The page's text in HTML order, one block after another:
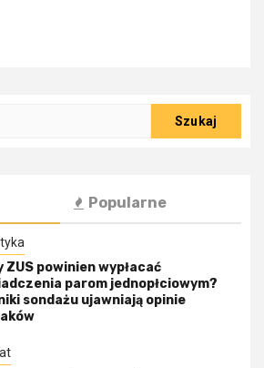
Popularne
ZUS powinien wypłacać
parom jednopłciowym?
sondażu ujawniają opinie